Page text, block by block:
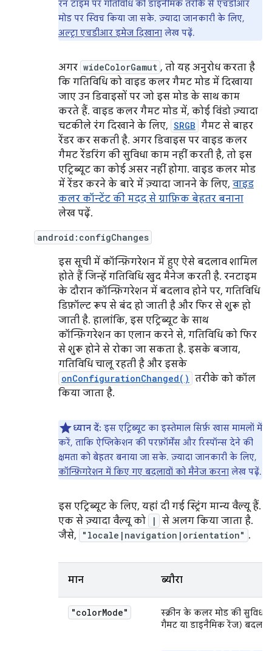
रन टाइम पर गतिविधि को डाइनैमिक तरीके से एचडीआर
मोड पर स्विच किया जा सके. ज़्यादा जानकारी के लिए,
अल्ट्रा एचडीआर इमेज दिखाना लेख पढ़ें.
अगर wideColorGamut , तो यह अनुरोध करता है
कि गतिविधि को वाइड कलर गैमट मोड में दिखाया
जाए उन डिवाइसों पर जो इस मोड के साथ काम
करते हैं. वाइड कलर गैमट मोड में, कोई विंडो ज़्यादा
चटकीले रंग दिखाने के लिए, SRGB गैमट से बाहर
रेंडर कर सकती है. अगर डिवाइस पर वाइड कलर
गैमट रेंडरिंग की सुविधा काम नहीं करती है, तो इस
एट्रिब्यूट का कोई असर नहीं होगा. वाइड कलर मोड
में रेंडर करने के बारे में ज़्यादा जानने के लिए, वाइड
कलर कॉन्टेंट की मदद से ग्राफ़िक बेहतर बनाना
लेख पढ़ें.
android:configChanges
इस सूची में कॉन्फ़िगरेशन में हुए ऐसे बदलाव शामिल
होते हैं जिन्हें गतिविधि खुद मैनेज करती है. रनटाइम
के दौरान कॉन्फ़िगरेशन में बदलाव होने पर, गतिविधि
डिफ़ॉल्ट रूप से बंद हो जाती है और फिर से शुरू हो
जाती है. हालांकि, इस एट्रिब्यूट के साथ
कॉन्फ़िगरेशन का एलान करने से, गतिविधि को फिर
से शुरू होने से रोका जा सकता है. इसके बजाय,
गतिविधि चालू रहती है और इसके
onConfigurationChanged() तरीके को कॉल
किया जाता है.
ध्यान दें: इस एट्रिब्यूट का इस्तेमाल सिर्फ़ खास मामलों में
करें, ताकि ऐप्लिकेशन की परफ़ॉर्मेंस और रिस्पॉन्स देने की
क्षमता को बेहतर बनाया जा सके. ज़्यादा जानकारी के लिए,
कॉन्फ़िगरेशन में किए गए बदलावों को मैनेज करना लेख पढ़ें.
इस एट्रिब्यूट के लिए, यहां दी गई स्ट्रिंग मान्य वैल्यू हैं.
एक से ज़्यादा वैल्यू को
|
से अलग किया जाता है.
जैसे,
"locale|navigation|orientation" .
मान ब्यौरा
"colorMode"
स्क्रीन के कलर मोड की
गैमट या डाइनैमिक रेंज) बदल